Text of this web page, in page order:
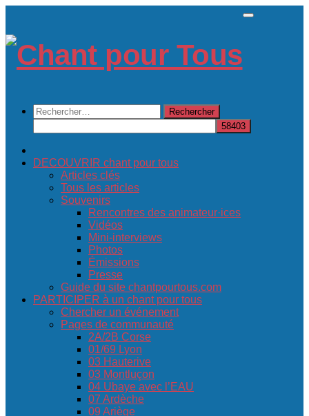
content
Rechercher :
DECOUVRIR chant pour tous
Articles clés
Tous les articles
Souvenirs
Rencontres des animateur·ices
Vidéos
Mini-interviews
Photos
Émissions
Presse
Guide du site chantpourtous.com
PARTICIPER à un chant pour tous
Chercher un événement
Pages de communauté
2A/2B Corse
01/69 Lyon
03 Hauterive
03 Montluçon
04 Ubaye avec l’EAU
07 Ardèche
09 Ariège